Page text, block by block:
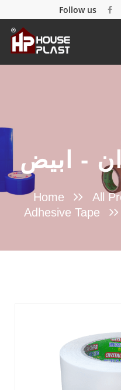
Follow us
- ابيض
Home All
Adhesive Tape